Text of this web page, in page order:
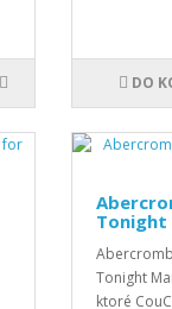
DO
Tonight
Tonight
ktoré